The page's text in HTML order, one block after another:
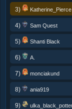
3) Katherine_Pierce
4) Sam Quest
5) Shanti Black
6) A.
7) monciakund
8) ania919
9)